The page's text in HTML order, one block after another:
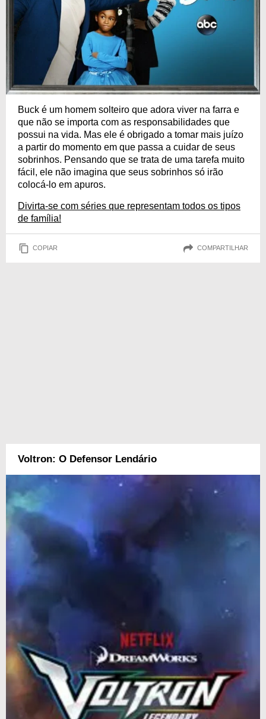
Buck é um homem solteiro que adora viver na farra e
que não se importa com as responsabilidades que
possui na vida. Mas ele é obrigado a tomar mais juízo
a partir do momento em que passa a cuidar de seus
sobrinhos. Pensando que se trata de uma tarefa muito
fácil, ele não imagina que seus sobrinhos só irão
colocá-lo em apuros.
Divirta-se com séries que representam todos os tipos
de família!
COPIAR COMPARTILHAR
Voltron: O Defensor Lendário